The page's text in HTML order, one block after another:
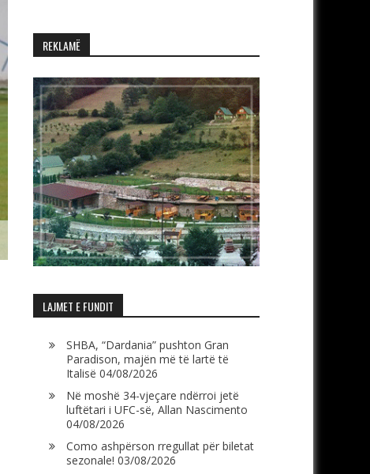
REKLAMË
LAJMET E FUNDIT
SHBA, “Dardania” pushton Gran
Paradison, majën më të lartë të
Italisë 04/08/2026
Në moshë 34-vjeçare ndërroi jetë
luftëtari i UFC-së, Allan Nascimento
04/08/2026
Como ashpërson rregullat për biletat
sezonale! 03/08/2026